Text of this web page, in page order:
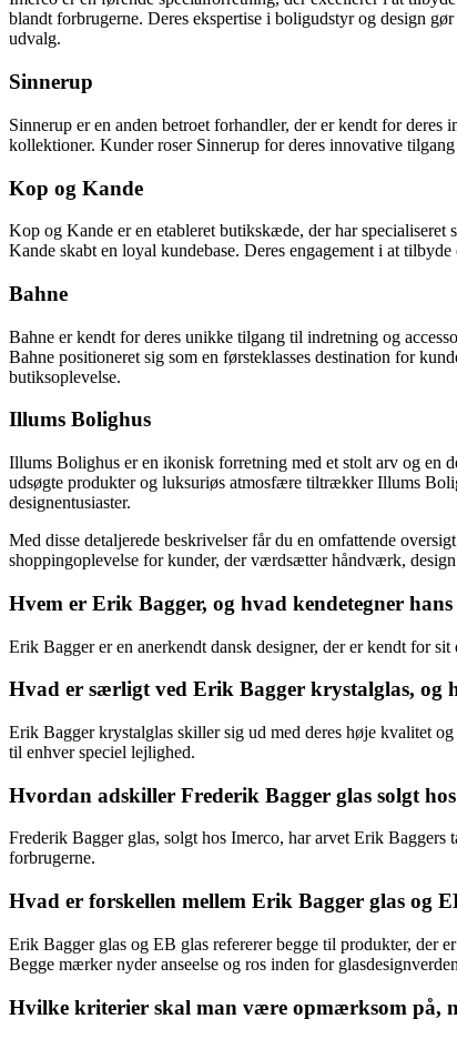
blandt forbrugerne. Deres ekspertise i boligudstyr og design
udvalg.
Sinnerup
Sinnerup er en anden betroet forhandler, der er kendt for
kollektioner. Kunder roser Sinnerup for deres innovative
Kop og Kande
Kop og Kande er en etableret butikskæde, der har
Kande skabt en loyal kundebase. Deres engagement i at
Bahne
Bahne er kendt for deres unikke tilgang til indretning og
Bahne positioneret sig som en førsteklasses destination for
butiksoplevelse.
Illums Bolighus
Illums Bolighus er en ikonisk forretning med et stolt arv og en
udsøgte produkter og luksuriøs atmosfære tiltrækker Illums
designentusiaster.
Med disse detaljerede beskrivelser får du en omfattende
shoppingoplevelse for kunder, der værdsætter håndværk,
Hvem er Erik Bagger, og hvad kendetegner
Erik Bagger er en anerkendt dansk designer, der er kendt for
Hvad er særligt ved Erik Bagger krystalglas, og
Erik Bagger krystalglas skiller sig ud med deres høje kvalitet
til enhver speciel lejlighed.
Hvordan adskiller Frederik Bagger glas solgt
Frederik Bagger glas, solgt hos Imerco, har arvet Erik
forbrugerne.
Hvad er forskellen mellem Erik Bagger glas og
Erik Bagger glas og EB glas refererer begge til produkter, der
Begge mærker nyder anseelse og ros inden for
Hvilke kriterier skal man være opmærksom på,